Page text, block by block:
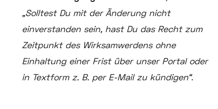
„Solltest Du mit der Änderung nicht
einverstanden sein, hast Du das Recht zum
Zeitpunkt des Wirksamwerdens ohne
Einhaltung einer Frist über unser Portal oder
in Textform z. B. per E-Mail zu kündigen“.